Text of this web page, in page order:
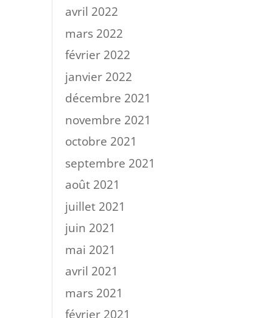
avril 2022
mars 2022
février 2022
janvier 2022
décembre 2021
novembre 2021
octobre 2021
septembre 2021
août 2021
juillet 2021
juin 2021
mai 2021
avril 2021
mars 2021
février 2021